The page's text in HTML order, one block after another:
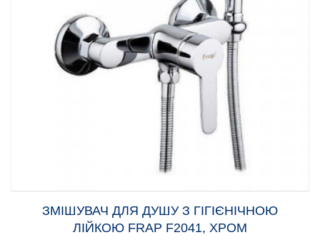
ЗМІШУВАЧ ДЛЯ ДУШУ З ГІГІЄНІЧНОЮ
ЛІЙКОЮ FRAP F2041, ХРОМ